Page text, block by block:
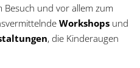
Besuch und vor allem zum
Workshops und
, die Kinderaugen